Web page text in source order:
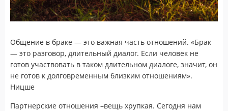
Общение в браке — это важная часть отношений. «Брак
— это разговор, длительный диалог. Если человек не
готов участвовать в таком длительном диалоге, значит, он
не готов к долговременным близким отношениям».
Ницше
Партнерские отношения –вещь хрупкая. Сегодня нам